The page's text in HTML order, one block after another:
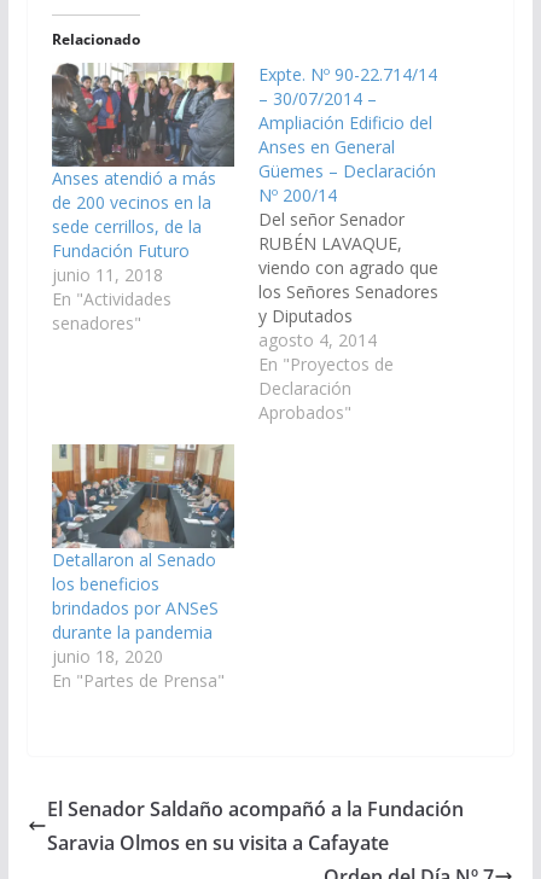
Relacionado
Anses atendió a más
de 200 vecinos en la
sede cerrillos, de la
Fundación Futuro
junio 11, 2018
En "Actividades
senadores"
Expte. Nº 90-22.714/14
– 30/07/2014 –
Ampliación Edificio del
Anses en General
Güemes – Declaración
Nº 200/14
Del señor Senador
RUBÉN LAVAQUE,
viendo con agrado que
los Señores Senadores
y Diputados
Nacionales
representantes de la
Provincia de Salta,
gestionen ante las
agosto 4, 2014
En "Proyectos de
Declaración
Aprobados"
Detallaron al Senado
los beneficios
brindados por ANSeS
durante la pandemia
junio 18, 2020
En "Partes de Prensa"
El Senador Saldaño acompañó a la Fundación
Saravia Olmos en su visita a Cafayate